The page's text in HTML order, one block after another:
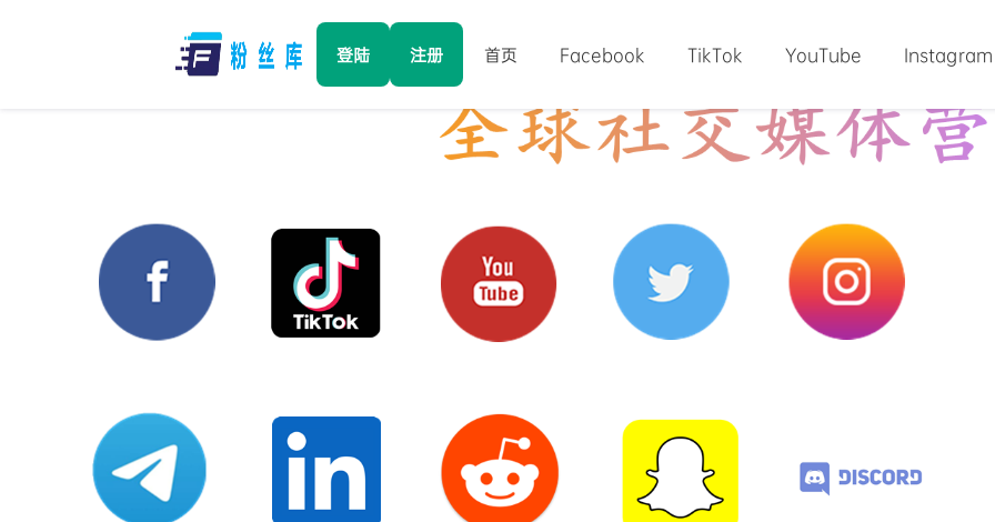
登陆 注册 首页 Facebook TikTok YouTube Instagram